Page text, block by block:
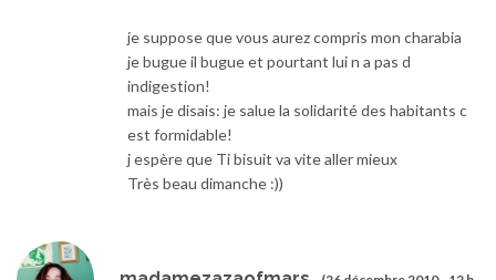
je suppose que vous aurez compris mon charabia
je bugue il bugue et pourtant lui n a pas d
indigestion!
mais je disais: je salue la solidarité des habitants c
est formidable!
j espère que Ti bisuit va vite aller mieux
Très beau dimanche :))